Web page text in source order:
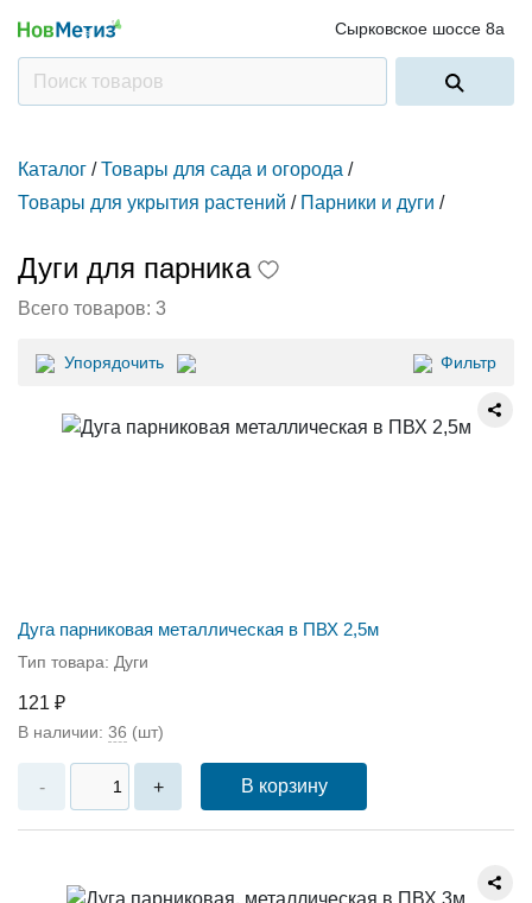
Сырковское шоссе 8а
Каталог / Товары для сада и огорода /
Товары для укрытия растений / Парники и дуги /
Дуги для парника
Всего товаров: 3
Упорядочить Фильтр
Дуга парниковая металлическая в ПВХ 2,5м
Тип товара: Дуги
121 ₽
В наличии: 36 (шт)
- + В корзину